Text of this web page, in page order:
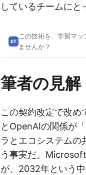
しているチームにと
ST
この技術を、学習マ
ませんか？
筆者の見解
この契約改定で改
とOpenAIの関係が
ラとエコシステムの
う事実だ。
が、2032年という